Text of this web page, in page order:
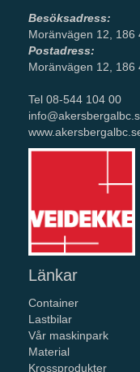
Besöksadress:
Moränvägen 12, 186
Postadress:
Moränvägen 12, 186
Tel 08-544 104 00
Länkar
Container
Lastbilar
Vår maskinpark
Material
Krossprodukter